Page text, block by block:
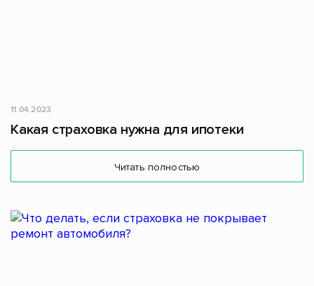
11.04.2023
Какая страховка нужна для ипотеки
Читать полностью